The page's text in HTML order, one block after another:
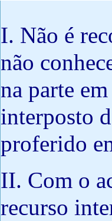
I. Não é
não
na parte
interposto
proferido
II. Com o
recurso